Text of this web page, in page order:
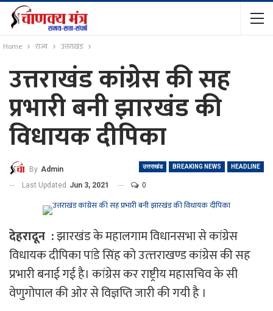
Home राज्य उत्तराखंड
उत्तराखंड कांग्रेस की सह
प्रभारी बनी झारखंड की
विधायक दीपिका
उत्तराखंड BREAKING NEWS HEADLINE
By Admin
Last Updated Jun 3, 2021 0
देहरादून :झारखंड के महालगाम विधानसभा से कांग्रेस
विधायक दीपिका पांडे सिंह को उत्त्तराखण्ड कांग्रेस की सह
प्रभारी बनाई गई है। कांग्रेस कर राष्ट्रीय महासचिव के सी
वेणुगोपाल की ओर से विज्ञप्ति जारी की गयी है ।